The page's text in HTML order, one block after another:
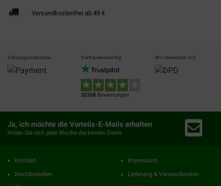
Versandkostenfrei ab 49 €
Zahlungsmethoden Vertrauenswürdig
32358 Bewertungen
Wir versenden mit
Ja, ich möchte die Vorteils-E-Mails erhalten
Holen Sie sich jede Woche die besten Deals
Kontakt
Nachbestellen
Impressum
Lieferung & Versandkosten